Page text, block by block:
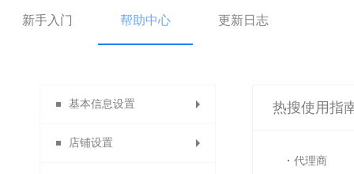
积分商城解决方案
新手入门 帮助中心 更新日志
基本信息设置
系统设置
店铺设置
热搜使用指
代理商